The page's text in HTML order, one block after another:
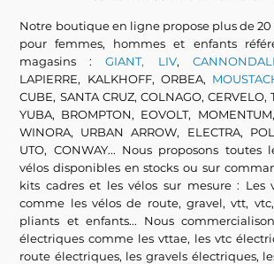
Notre boutique en ligne propose plus de
pour femmes, hommes et enfants
magasins :GIANT, LIV,
LAPIERRE, KALKHOFF, ORBEA,
CUBE, SANTA CRUZ, COLNAGO, CERVELO,
YUBA, BROMPTON, EOVOLT,
WINORA, URBAN ARROW, ELECTRA,
UTO, CONWAY... Nous proposons
vélos disponibles en stocks ou sur
kits cadres et les vélos sur mesure : Les
comme les vélos de route, gravel, vtt,
pliants et enfants... Nous
électriques comme les vttae, les vtc
route électriques, les gravels électriques,